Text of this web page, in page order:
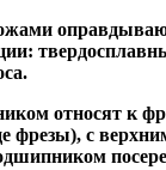
относят к
фрезы), с